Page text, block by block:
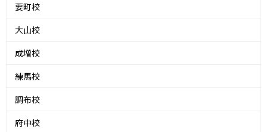
要町校
大山校
成増校
練馬校
調布校
府中校